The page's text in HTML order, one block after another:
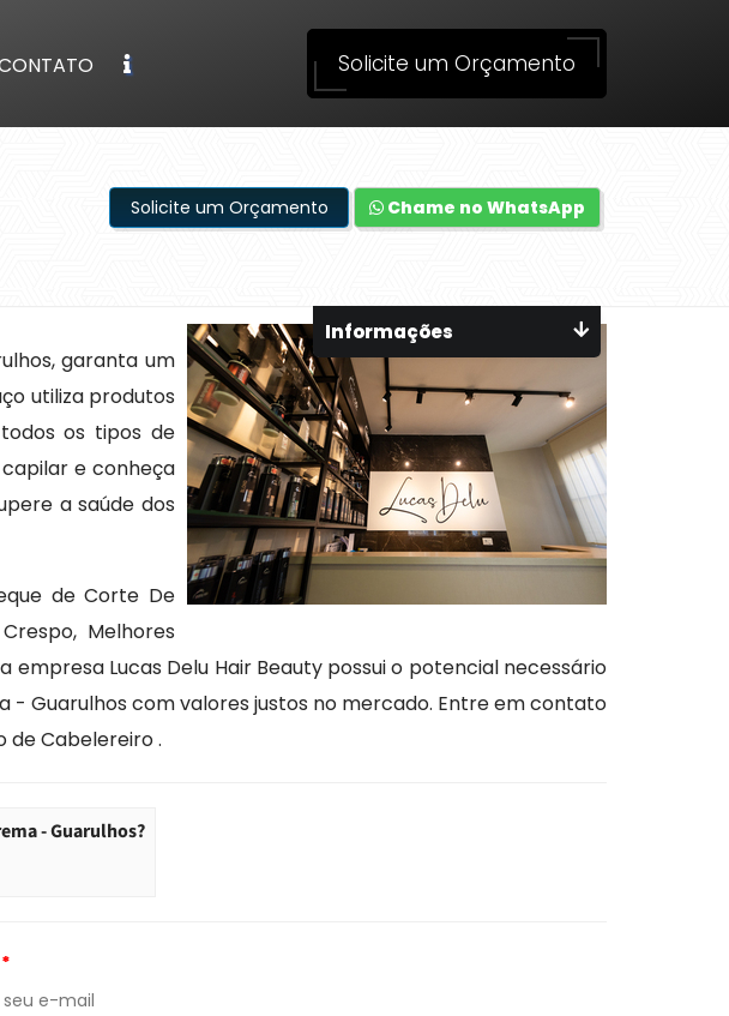
Solicite um Orçamento
Solicite um Orçamento Chame no WhatsApp
garanta um
utiliza produtos
os tipos de
e conheça
a saúde dos
de Corte De
Melhores
empresa Lucas Delu Hair Beauty possui o potencial necessário
- Guarulhos com valores justos no mercado. Entre em contato
de Cabelereiro .
- Guarulhos?
*
Informações